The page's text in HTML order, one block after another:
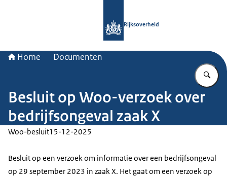
Rijksoverheid
Home Documenten
Besluit op Woo-verzoek over
bedrijfsongeval zaak X
Woo-besluit15-12-2025
Besluit op een verzoek om informatie over een bedrijfsongeval
op 29 september 2023 in zaak X. Het gaat om een verzoek op